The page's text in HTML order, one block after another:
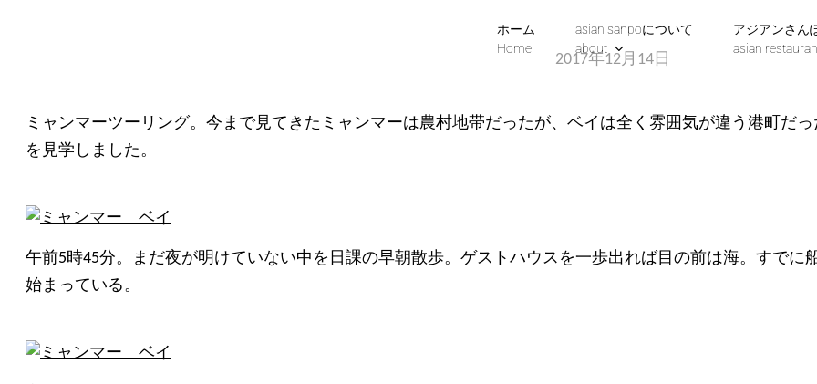
ホーム
Home
asian sanpoについて
about
アジアンさん
asian
2017年12月14日
ミャンマーツーリング。今まで見てきたミャンマーは農村地帯だったが、ベイは全く雰囲気が違う港町だ
を見学しました。
午前5時45分。まだ夜が明けていない中を日課の早朝散歩。ゲストハウスを一歩出れば目の前は海。すで
始まっている。